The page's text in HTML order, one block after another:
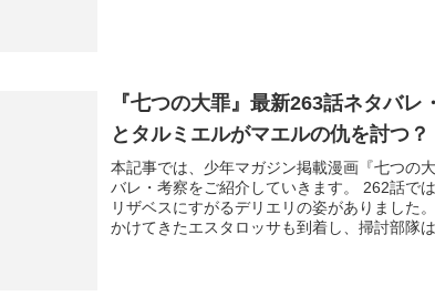
『七つの大罪』最新263話ネタバレ
とタルミエルがマエルの仇を討つ？
本記事では、少年マガジン掲載漫画『七つの
バレ・考察をご紹介していきます。 262話で
リザベスにすがるデリエリの姿がありました
かけてきたエスタロッサも到着し、掃討部隊